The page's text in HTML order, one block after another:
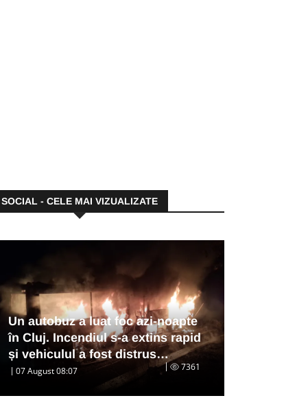
SOCIAL - CELE MAI VIZUALIZATE
Un autobuz a luat foc azi-noapte
în Cluj. Incendiul s-a extins rapid
și vehiculul a fost distrus…
07 August 08:07 7361